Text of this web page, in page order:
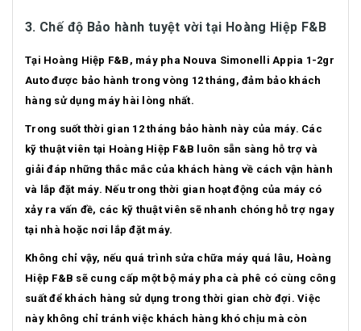
3. Chế độ Bảo hành tuyệt vời tại Hoàng Hiệp F&B
Tại Hoàng Hiệp F&B, máy pha Nouva Simonelli Appia 1-2gr
Auto được bảo hành trong vòng 12 tháng, đảm bảo khách
hàng sử dụng máy hài lòng nhất.
Trong suốt thời gian 12 tháng bảo hành này của máy. Các
kỹ thuật viên tại Hoàng Hiệp F&B luôn sẵn sàng hỗ trợ và
giải đáp những thắc mắc của khách hàng về cách vận hành
và lắp đặt máy. Nếu trong thời gian hoạt động của máy có
xảy ra vấn đề, các kỹ thuật viên sẽ nhanh chóng hỗ trợ ngay
tại nhà hoặc nơi lắp đặt máy.
Không chỉ vậy, nếu quá trình sửa chữa máy quá lâu, Hoàng
Hiệp F&B sẽ cung cấp một bộ máy pha cà phê có cùng công
suất để khách hàng sử dụng trong thời gian chờ đợi. Việc
này không chỉ tránh việc khách hàng khó chịu mà còn